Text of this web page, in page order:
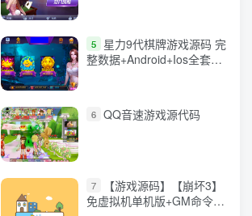
5
星力9代棋牌游戏源码 完
整数据+Android+Ios全套
6 QQ音速游戏源代码
7
【游戏源码】【崩坏3】
免虚拟机单机版+GM命令